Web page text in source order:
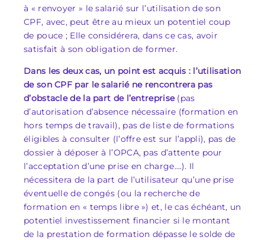
à « renvoyer » le salarié sur l’utilisation de son
CPF, avec, peut être au mieux un potentiel coup
de pouce ; Elle considérera, dans ce cas, avoir
satisfait à son obligation de former.
Dans les deux cas, un point est acquis : l’utilisation
de son CPF par le salarié ne rencontrera pas
d’obstacle de la part de l’entreprise(pas
d’autorisation d’absence nécessaire (formation en
hors temps de travail), pas de liste de formations
éligibles à consulter (l’offre est sur l’appli), pas de
dossier à déposer à l’OPCA, pas d’attente pour
l’acceptation d’une prise en charge….). Il
nécessitera de la part de l’utilisateur qu’une prise
éventuelle de congés (ou la recherche de
formation en « temps libre ») et, le cas échéant, un
potentiel investissement financier si le montant
de la prestation de formation dépasse le solde de